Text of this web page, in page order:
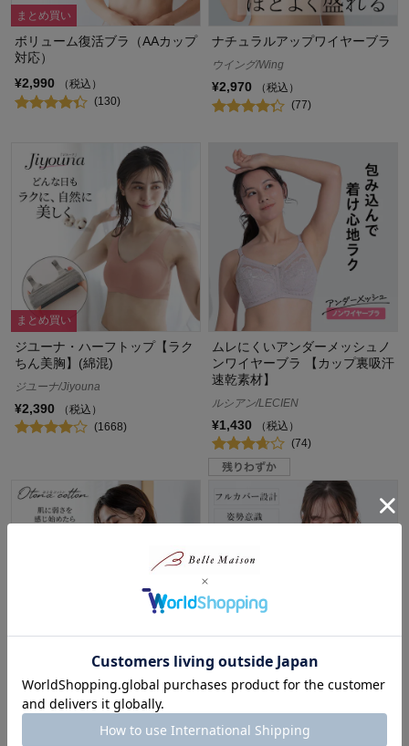
まとめ買い
ボリューム復活ブラ（AAカップ
対応）
¥2,990
（税込）
(130)
ナチュラルアップワイヤーブラ
ウイング/Wing
¥2,970
（税込）
(77)
まとめ買い
ジユーナ・ハーフトップ【ラク
ちん美胸】(綿混)
ジユーナ/Jiyouna
¥2,390
（税込）
(1668)
ムレにくいアンダーメッシュノ
ンワイヤーブラ 【カップ裏吸汗
速乾素材】
ルシアン/LECIEN
¥1,430
（税込）
(74)
なめらかコットンソフトワイヤ
ーブラ
おとなコットン/Otona cotton
肩甲骨引き寄せ・美姿勢ハーフ
¥1,980 （税込）